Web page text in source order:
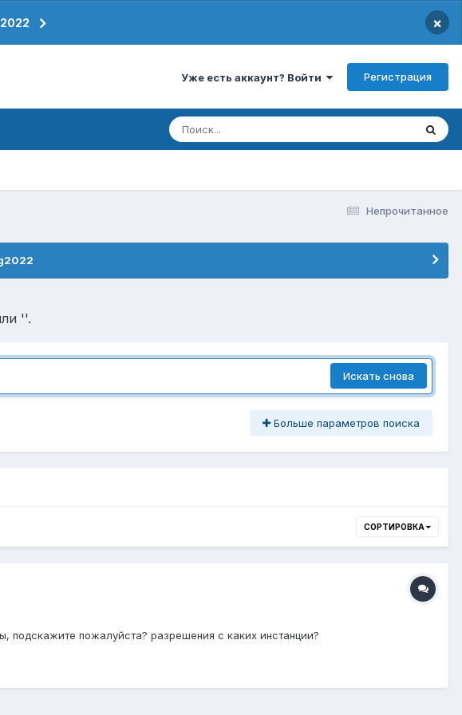
×
Уже есть аккаунт? Войти Регистрация
Непрочитанное
''.
Искать снова
Больше параметров поиска
СОРТИРОВКА
пожалуйста? разрешения с каких инстанции?